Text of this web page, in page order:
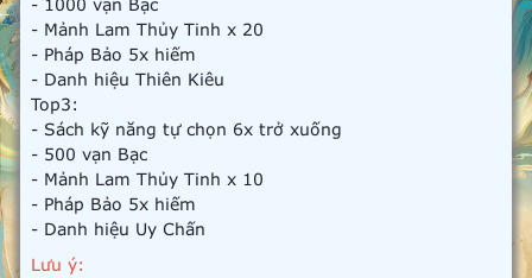
- 1000 vạn Bạc
- Mảnh Lam Thủy Tinh x 20
- Pháp Bảo 5x hiếm
- Danh hiệu Thiên Kiêu
Top3:
- Sách kỹ năng tự chọn 6x trở xuống
- 500 vạn Bạc
- Mảnh Lam Thủy Tinh x 10
- Pháp Bảo 5x hiếm
- Danh hiệu Uy Chấn
Lưu ý: